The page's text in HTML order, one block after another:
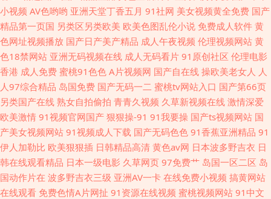
小视频 AV色哟哟 亚洲天堂丁香五月 91社网 美女视频黄全免费 国产
精品第一页国 另类区另类欧美 欧美色图乱伦小说 免费成人软件 黄
色网址视频播放 国产日产美产精品 成人午夜视频 伦理视频网站 黄
色18禁网站 亚洲无码视频在线 成人无码看片 91原创社区 伦理电影
香港 成人免费 蜜桃91色色 A片视频网 国产自在线 操欧美老女人 人
人97综合精品 岛国免费 国产无码一二 蜜桃tv网站入口 国产第66页
另类国产在线 熟女自拍偷拍 青青久视频 久草新视频在线 激情深爱
欧美激情 91视频官网国产 狠狠操-91 91我要操 国产ts视频网站 国
产美女视频网站 91视频成人下载 国产无码色色 91香蕉亚洲精品 91
伊人加勒比 欧美狠狠插 日韩精品高清 黄色av网 日本波多野吉衣 日
韩在线观看精品 日本一级电影 久草网页 97免费艹 岛国一区二区 岛
国动作片在 波多野吉衣三级 亚洲AV一卡 在线免费小视频 搞黄网站
在线观看 免费色情A片网扯 91资源在线视频 蜜桃视频网站 91中文